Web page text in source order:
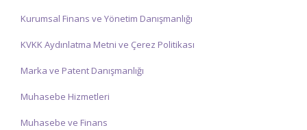
Kurumsal Finans ve Yönetim Danışmanlığı
KVKK Aydınlatma Metni ve Çerez Politikası
Marka ve Patent Danışmanlığı
Muhasebe Hizmetleri
Muhasebe ve Finans